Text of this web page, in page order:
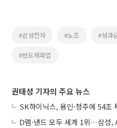
#삼성전자 #노조 #성과
#반도체파업
권태성 기자의 주요 뉴스